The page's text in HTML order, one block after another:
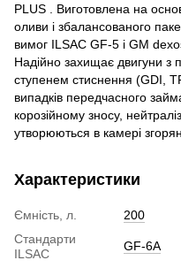
PLUS . Виготовлена на
оливи і збалансованого
вимог ILSAC GF-5 і GM
Надійно захищає двигуни з
ступенем стиснення (GDI,
випадків передчасного
корозійному зносу,
утворюються в камері
Характеристики
Ємність, л.
200
Стандарти
ILSAC
GF-6A